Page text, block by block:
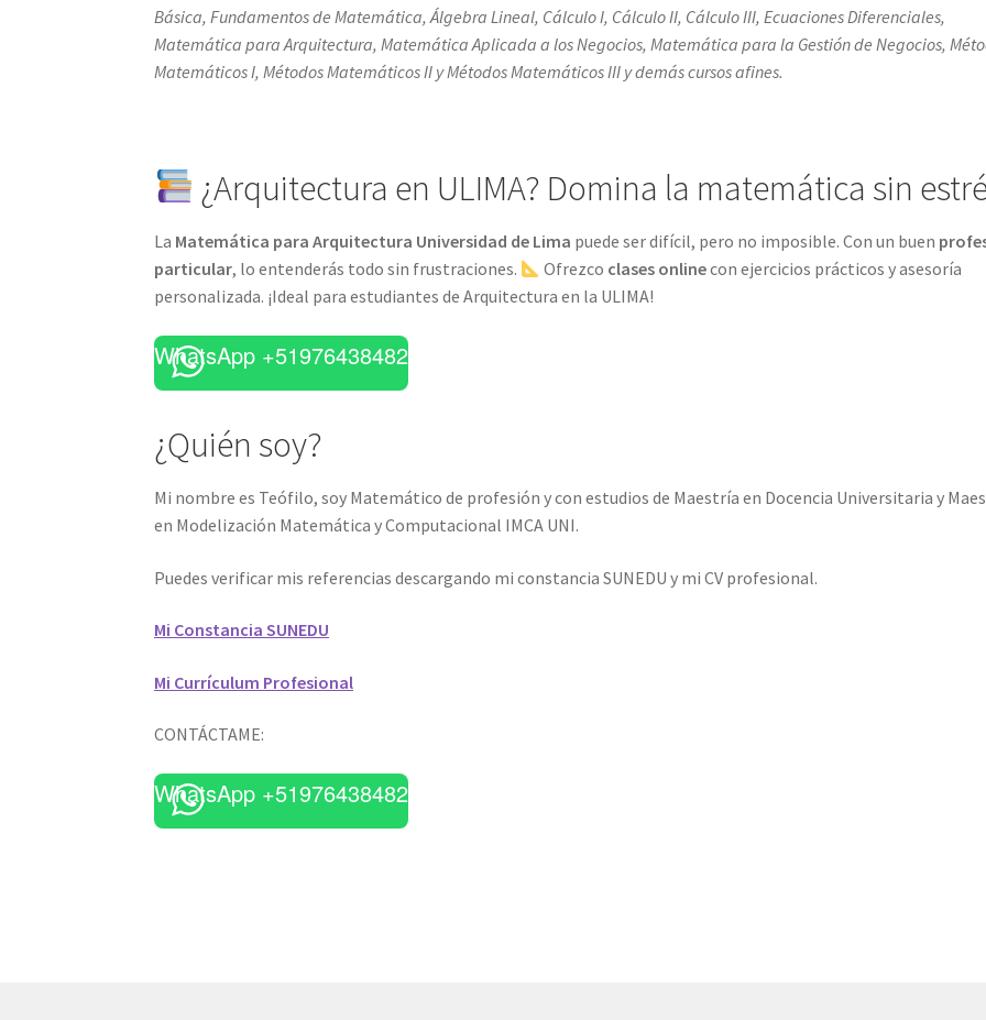
Básica, Fundamentos de Matemática, Álgebra Lineal, Cálculo I, Cálculo II, Cálculo III, Ecuaciones Diferenciales,
Matemática para Arquitectura, Matemática Aplicada a los Negocios, Matemática para la Gestión de Negocios,
Matemáticos I, Métodos Matemáticos II y Métodos Matemáticos III y demás cursos afines.
¿Arquitectura en ULIMA? Domina la matemática sin
La Matemática para Arquitectura Universidad de Lima puede ser difícil, pero no imposible. Con un buen
particular, lo entenderás todo sin frustraciones. Ofrezco clases onlinecon ejercicios prácticos y asesoría
personalizada. ¡Ideal para estudiantes de Arquitectura en la ULIMA!
WhatsApp +51976438482
¿Quién soy?
Mi nombre es Teófilo, soy Matemático de profesión y con estudios de Maestría en Docencia Universitaria y
en Modelización Matemática y Computacional IMCA UNI.
Puedes verificar mis referencias descargando mi constancia SUNEDU y mi CV profesional.
Mi Constancia SUNEDU
Mi Currículum Profesional
CONTÁCTAME:
WhatsApp +51976438482